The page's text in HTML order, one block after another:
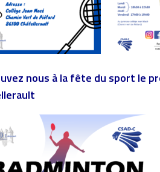
nous à la fête du sport le